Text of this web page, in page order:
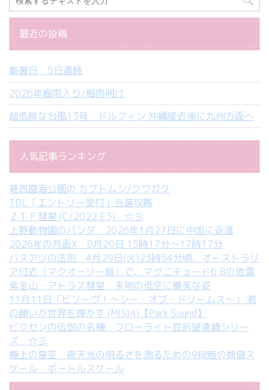
最近の投稿
酷暑日 5日連続
2026年梅雨入り/梅雨明け
超危険な台風13号 ドルフィン 沖縄接近後に九州方面へ
人気記事ランキング
葛西臨海公園の カブトムシ/クワガタ
TDL「エントリー受付」当選攻略
ＺＴＦ彗星 (C/2022 E3) ☆彡
上野動物園のパンダ 2026年1月27日に中国に返還
2026年の月面X 8月20日 15時17分～17時17分
バヌアツの法則 4月29日(火)23時54分頃、オーストラリ
ア付近（マクオーリー島）で、マグニチュード6.8の地震
紫金山・アトラス彗星 未明の低空に優美な姿
11月11日「ビリーヴ！～シー・オブ・ドリームス～」 君
の願いが世界を輝かす (MISIA)【Park Sound】
ビクセンの伝説の名機 フローライト屈折望遠鏡シリー
ズ ☆彡
極上の星空 夜天光の明るさを測るための9段階の数値ス
ケール ボートルスケール